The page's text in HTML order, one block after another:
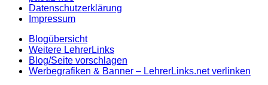
Datenschutzerklärung
Impressum
Blogübersicht
Weitere LehrerLinks
Blog/Seite vorschlagen
Werbegrafiken & Banner – LehrerLinks.net verlinken